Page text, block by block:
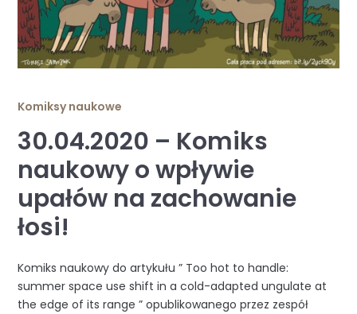
Komiksy naukowe
30.04.2020 – Komiks
naukowy o wpływie
upałów na zachowanie
łosi!
Komiks naukowy do artykułu ” Too hot to handle:
summer space use shift in a cold-adapted ungulate at
the edge of its range ” opublikowanego przez zespół